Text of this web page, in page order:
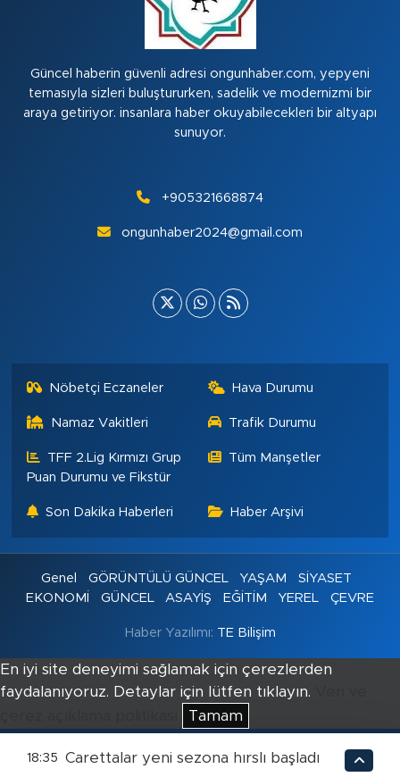
Güncel haberin güvenli adresi ongunhaber.com, yepyeni
temasıyla sizleri buluştururken, sadelik ve modernizmi bir
araya getiriyor. insanlara haber okuyabilecekleri bir altyapı
sunuyor.
+905321668874
ongunhaber2024@gmail.com
Nöbetçi Eczaneler Hava Durumu
Namaz Vakitleri Trafik Durumu
TFF 2.Lig Kırmızı Grup
Puan Durumu ve Fikstür
Tüm Manşetler
Son Dakika Haberleri Haber Arşivi
Genel GÖRÜNTÜLÜ GÜNCEL YAŞAM
SİYASET
EKONOMİ
GÜNCEL ASAYİŞ EĞİTİM YEREL ÇEVRE
Haber Yazılımı: TE Bilişim
En iyi site deneyimi sağlamak için çerezlerden
faydalanıyoruz. Detaylar için lütfen tıklayın.
Tamam
18:35 Carettalar yeni sezona hırslı başladı